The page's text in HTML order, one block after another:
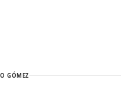
GÓMEZ